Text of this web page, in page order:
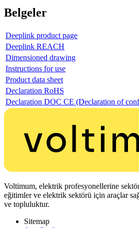
Belgeler
Deeplink product page
Deeplink REACH
Dimensioned drawing
Instructions for use
Product data sheet
Declaration RoHS
Declaration DOC CE (Declaration of
Voltimum, elektrik profesyonellerine
eğitimler ve elektrik sektörü için araçlar
ve topluluktur.
Sitemap